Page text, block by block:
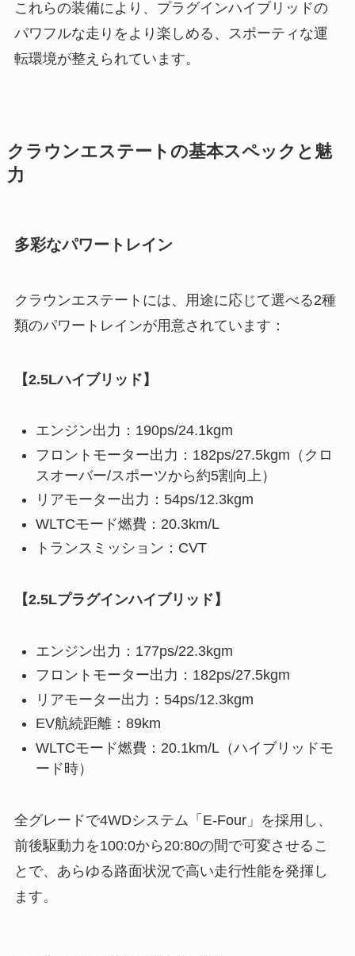
これらの装備により、プラグインハイブリッドの
パワフルな走りをより楽しめる、スポーティな運
転環境が整えられています。
クラウンエステートの基本スペックと魅
力
多彩なパワートレイン
クラウンエステートには、用途に応じて選べる2種
類のパワートレインが用意されています：
【2.5Lハイブリッド】
エンジン出力：190ps/24.1kgm
フロントモーター出力：182ps/27.5kgm（クロ
スオーバー/スポーツから約5割向上）
リアモーター出力：54ps/12.3kgm
WLTCモード燃費：20.3km/L
トランスミッション：CVT
【2.5Lプラグインハイブリッド】
エンジン出力：177ps/22.3kgm
フロントモーター出力：182ps/27.5kgm
リアモーター出力：54ps/12.3kgm
EV航続距離：89km
WLTCモード燃費：20.1km/L（ハイブリッドモ
ード時）
全グレードで4WDシステム「E-Four」を採用し、
前後駆動力を100:0から20:80の間で可変させるこ
とで、あらゆる路面状況で高い走行性能を発揮し
ます。